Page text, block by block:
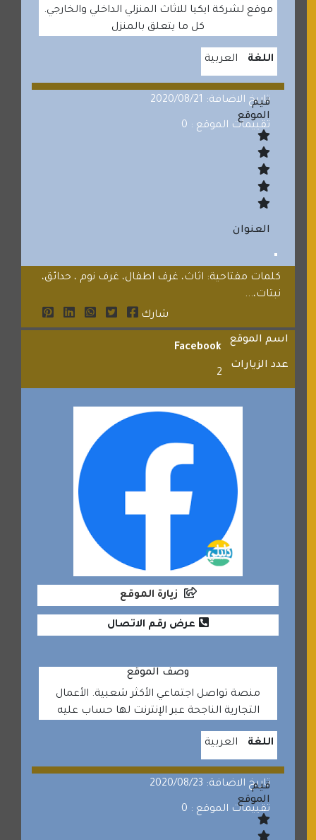
موقع لشركة ايكيا للاثاث المنزلي الداخلي والخارجي.
كل ما يتعلق بالمنزل
اللغة العربية
تاريخ الاضافة: 2020/08/21
تقييمات الموقع : 0
قيم
الموقع
العنوان
كلمات مفتاحية: اثاث، غرف اطفال، غرف نوم ، حدائق،
نبتات،...
شارك
اسم الموقع
Facebook
عدد الزيارات
2
زيارة الموقع
عرض رقم الاتصال
وصف الموقع
منصة تواصل اجتماعي الأكثر شعبية. الأعمال
التجارية الناجحة عبر الإنترنت لها حساب عليه
اللغة العربية
تاريخ الاضافة: 2020/08/23
تقييمات الموقع : 0
قيم
الموقع